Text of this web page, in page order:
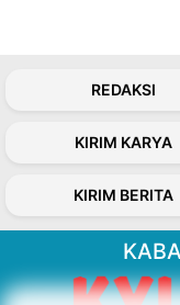
REDAKSI
KIRIM KARYA
KIRIM BERITA